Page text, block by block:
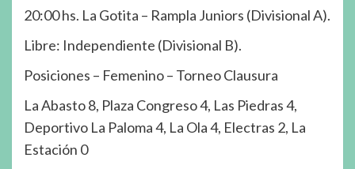
20:00 hs. La Gotita – Rampla Juniors (Divisional A).
Libre: Independiente (Divisional B).
Posiciones – Femenino – Torneo Clausura
La Abasto 8, Plaza Congreso 4, Las Piedras 4,
Deportivo La Paloma 4, La Ola 4, Electras 2, La
Estación 0